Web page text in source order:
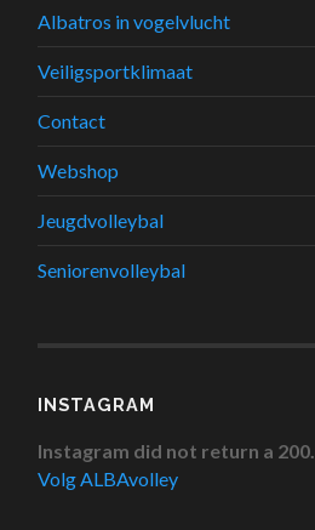
Albatros in vogelvlucht
Veiligsportklimaat
Contact
Webshop
Jeugdvolleybal
Seniorenvolleybal
INSTAGRAM
Instagram did not return a 200.
Volg ALBAvolley